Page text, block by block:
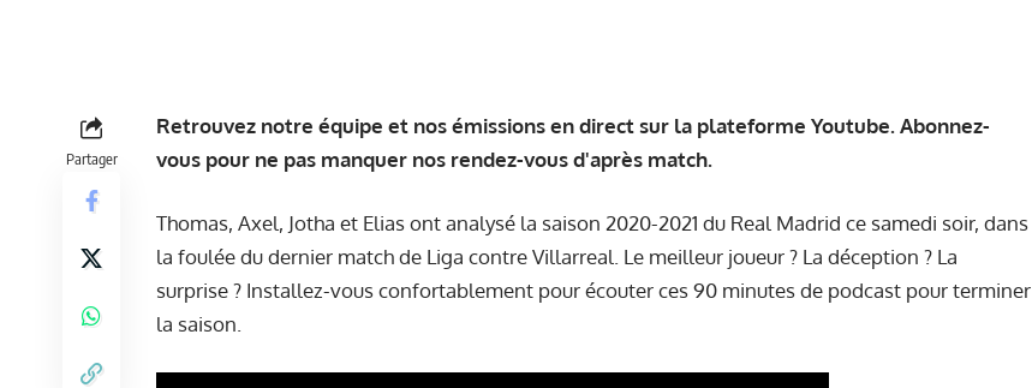
Partager
Retrouvez notre équipe et nos émissions en direct sur la plateforme Youtube. Abonnez-
vous pour ne pas manquer nos rendez-vous d'après match.
Thomas, Axel, Jotha et Elias ont analysé la saison 2020-2021 du Real Madrid ce samedi soir, dans
la foulée du dernier match de Liga contre Villarreal. Le meilleur joueur ? La déception ? La
surprise ? Installez-vous confortablement pour écouter ces 90 minutes de podcast pour terminer
la saison.